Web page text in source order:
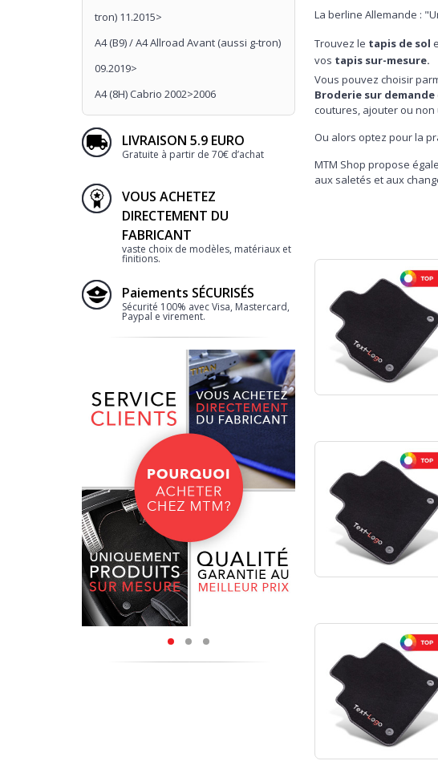
La berline Allemande :
Trouvez le tapis de sol
vos tapis sur-mesure.
Vous pouvez choisir
Broderie sur demande
coutures, ajouter ou
Ou alors optez pour la
MTM Shop propose
aux saletés et aux
tron) 11.2015>
A4 (B9) / A4 Allroad Avant (aussi g-tron)
09.2019>
A4 (8H) Cabrio 2002>2006
LIVRAISON 5.9 EURO
Gratuite à partir de 70€ d’achat
VOUS ACHETEZ
DIRECTEMENT DU
FABRICANT
vaste choix de modèles, matériaux et
finitions.
Paiements SÉCURISÉS
Sécurité 100% avec Visa, Mastercard,
Paypal e virement.